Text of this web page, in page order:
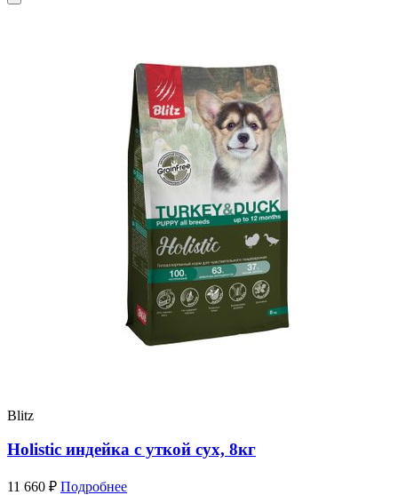
Blitz
Holistic индейка с уткой сух, 8кг
11 660 ₽ Подробнее